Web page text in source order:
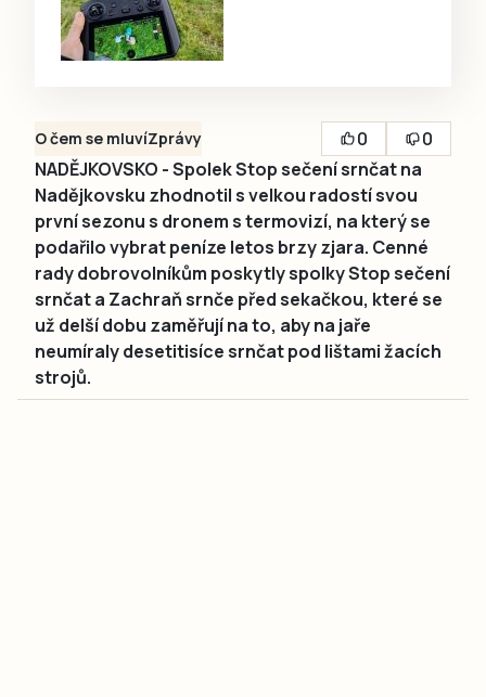
O čem se mluvíZprávy 0
0
NADĚJKOVSKO - Spolek Stop sečení srnčat na
Nadějkovsku zhodnotil s velkou radostí svou
první sezonu s dronem s termovizí, na který se
podařilo vybrat peníze letos brzy zjara. Cenné
rady dobrovolníkům poskytly spolky Stop sečení
srnčat a Zachraň srnče před sekačkou, které se
už delší dobu zaměřují na to, aby na jaře
neumíraly desetitisíce srnčat pod lištami žacích
strojů.